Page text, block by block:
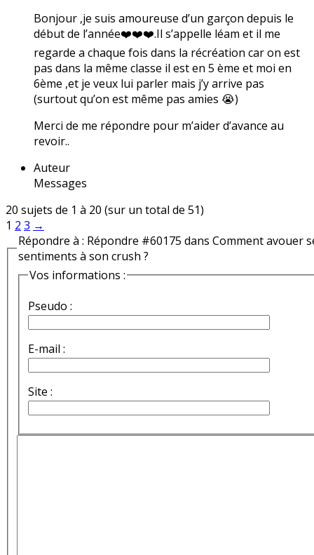
Bonjour ,je suis amoureuse d’un garçon depuis le
début de l’année❤️❤️❤️.Il s’appelle léam et il me
regarde a chaque fois dans la récréation car on est
pas dans la même classe il est en 5 ème et moi en
6ème ,et je veux lui parler mais j’y arrive pas
(surtout qu’on est même pas amies 😭)
Merci de me répondre pour m’aider d’avance au
revoir..
Auteur
Messages
20 sujets de 1 à 20 (sur un total de 51)
1 2 3 →
Répondre à : Répondre #60175 dans Comment avouer
sentiments à son crush ?
Vos informations :
Pseudo :
E-mail :
Site :